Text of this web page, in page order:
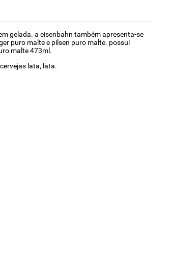
gelada. a eisenbahn também apresenta-se
puro malte e pilsen puro malte. possui
malte 473ml.
lata, lata.